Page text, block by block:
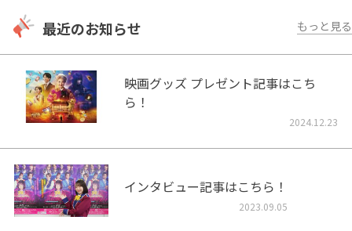
最近のお知らせ もっと見る
映画グッズ プレゼント記事はこち
ら！
2024.12.23
インタビュー記事はこちら！
2023.09.05